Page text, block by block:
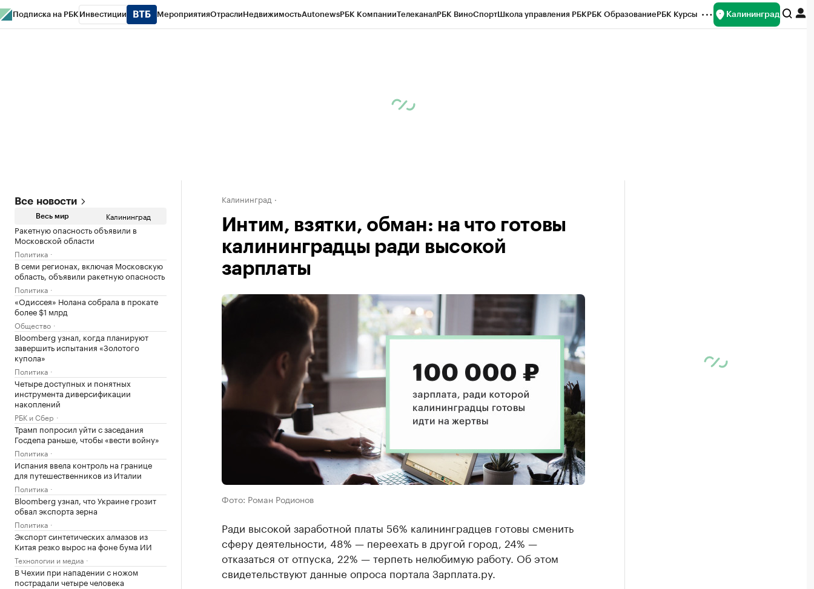
Подписка на РБК Инвестиции МероприятияОтраслиНедвижимостьAutonewsРБК КомпанииТелеканалРБК ВиноСпортШкола управления РБКРБК ОбразованиеРБК Курсы Калининград
Все новости
Весь мир Калининград
Ракетную опасность объявили в
Московской области
Политика
В семи регионах, включая Московскую
область, объявили ракетную опасность
Политика
«Одиссея» Нолана собрала в прокате
более $1 млрд
Общество
Bloomberg узнал, когда планируют
завершить испытания «Золотого
купола»
Политика
Четыре доступных и понятных
инструмента диверсификации
накоплений
РБК и Сбер
Трамп попросил уйти с заседания
Госдепа раньше, чтобы «вести войну»
Политика
Испания ввела контроль на границе
для путешественников из Италии
Политика
Bloomberg узнал, что Украине грозит
обвал экспорта зерна
Политика
Экспорт синтетических алмазов из
Китая резко вырос на фоне бума ИИ
Технологии и медиа
В Чехии при нападении с ножом
пострадали четыре человека
Калининград
Интим, взятки, обман: на что готовы
калининградцы ради высокой
зарплаты
Фото: Роман Родионов
Ради высокой заработной платы 56% калининградцев готовы сменить
сферу деятельности, 48% — переехать в другой город, 24% —
отказаться от отпуска, 22% — терпеть нелюбимую работу. Об этом
свидетельствуют данные опроса портала Зарплата.ру.